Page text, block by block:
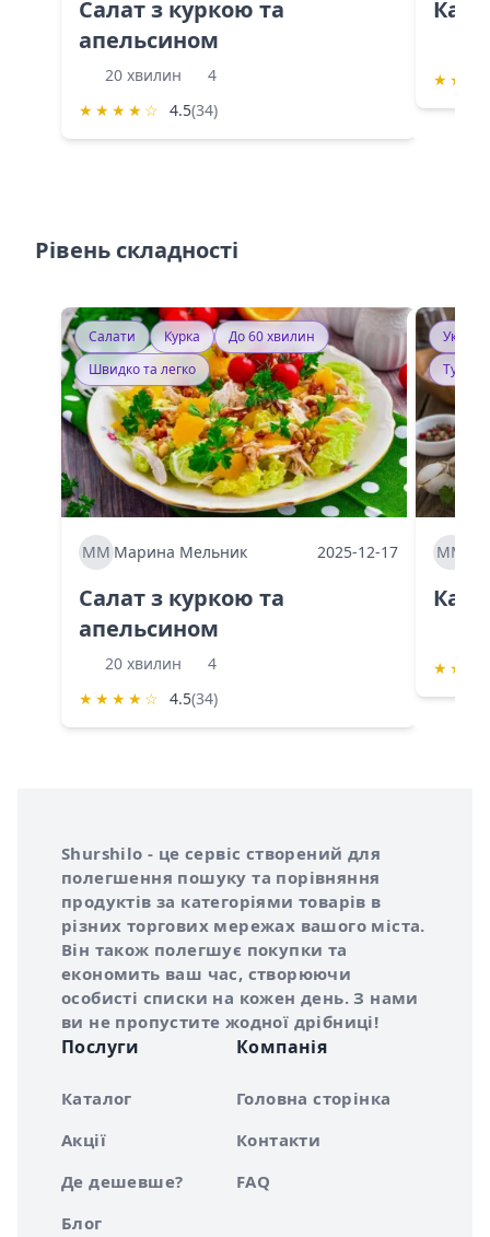
Салат з куркою та
апельсином
20 хвилин
4
★ ★ ★ ★ ☆ 4.5(34)
★ ★
Рівень складності
Салати Курка
До 60 хвилин
Швидко та легко
ММ Марина Мельник 2025-12-17
Салат з куркою та
апельсином
20 хвилин
4
★ ★ ★ ★ ☆ 4.5(34)
ММ
★ ★
Про сервіс Shurshilo
Shurshilo - це сервіс створений для
полегшення пошуку та порівняння
продуктів за категоріями товарів в
різних торгових мережах вашого міста.
Він також полегшує покупки та
економить ваш час, створюючи
особисті списки на кожен день. З нами
ви не пропустите жодної дрібниці!
Послуги
Каталог
Акції
Де дешевше?
Блог
Компанія
Головна сторінка
Контакти
FAQ